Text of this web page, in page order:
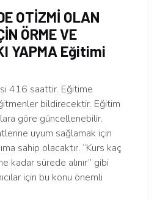
OTİZMİ OLAN
ÖRME VE
YAPMA Eğitimi
416 saattir. Eğitime
bildirecektir. Eğitim
göre güncellenebilir.
uyum sağlamak için
sahip olacaktır. “Kurs kaç
kadar sürede alınır” gibi
için bu konu önemli